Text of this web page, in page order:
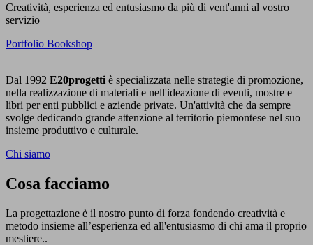
Creatività, esperienza ed entusiasmo da più di vent'anni al vostro
servizio
Portfolio Bookshop
Dal 1992 E20progetti è specializzata nelle strategie di promozione,
nella realizzazione di materiali e nell'ideazione di eventi, mostre e
libri per enti pubblici e aziende private. Un'attività che da sempre
svolge dedicando grande attenzione al territorio piemontese nel suo
insieme produttivo e culturale.
Chi siamo
Cosa facciamo
La progettazione è il nostro punto di forza fondendo creatività e
metodo insieme all’esperienza ed all'entusiasmo di chi ama il proprio
mestiere..